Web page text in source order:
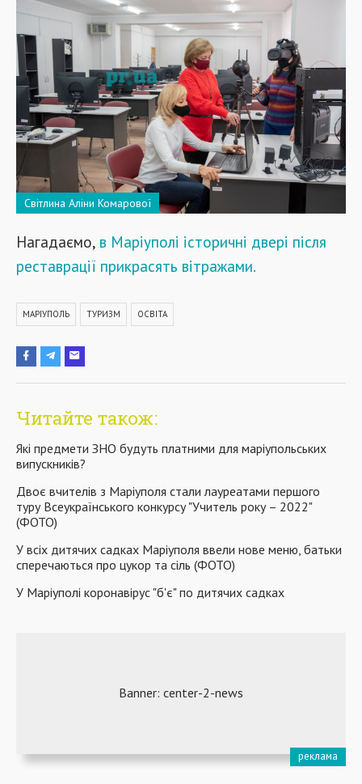
Світлина Аліни Комарової
Нагадаємо, в Маріуполі історичні двері після
реставрації прикрасять вітражами.
МАРІУПОЛЬ ТУРИЗМ ОСВІТА
Читайте також:
Які предмети ЗНО будуть платними для маріупольських
випускників?
Двоє вчителів з Маріуполя стали лауреатами першого
туру Всеукраїнського конкурсу "Учитель року – 2022"
(ФОТО)
У всіх дитячих садках Маріуполя ввели нове меню, батьки
сперечаються про цукор та сіль (ФОТО)
У Маріуполі коронавірус "б'є" по дитячих садках